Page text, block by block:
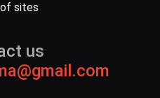
sites
us